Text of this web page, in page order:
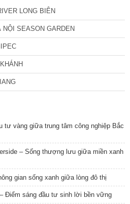
LONG BIÊN
SEASON GARDEN
tư vàng giữa trung tâm công nghiệp Bắc
– Sống thượng lưu giữa miền xanh
gian sống xanh giữa lòng đô thị
Điểm sáng đầu tư sinh lời bền vững